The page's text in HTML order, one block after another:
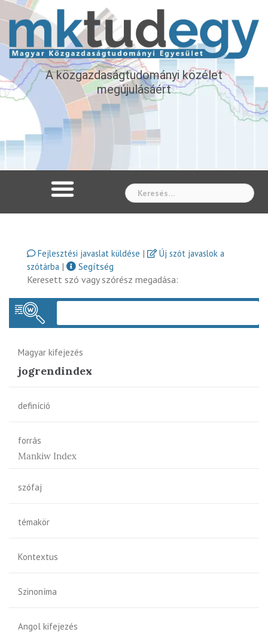
A közgazdaságtudományi közélet
megújulásáért
Fejlesztési javaslat küldése |
Új szót javaslok a
szótárba |
Segítség
Keresett szó vagy szórész megadása:
Magyar kifejezés
jogrendindex
definíció
forrás
Mankiw Index
szófaj
témakör
Kontextus
Szinoníma
Angol kifejezés